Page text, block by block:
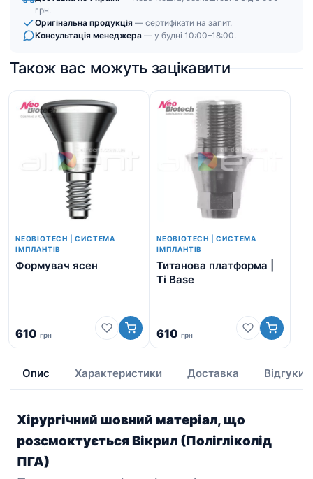
кількість
грн.
Оригінальна продукція — сертифікати на запит.
Консультація менеджера — у будні 10:00–18:00.
Також вас можуть зацікавити
NEOBIOTECH | СИСТЕМА
ІМПЛАНТІВ
Формувач ясен
610 грн
NEOBIOTECH | СИСТЕМА
ІМПЛАНТІВ
Титанова платформа |
Ti Base
610 грн
Опис Характеристики Доставка Відгуки
Хірургічний шовний матеріал, що
розсмоктується Вікрил (Полігліколід
ПГА)